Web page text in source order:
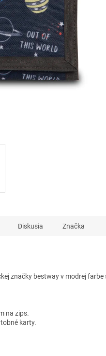
Diskusia Značka
značky bestway v modrej farbe
na zips.
karty.